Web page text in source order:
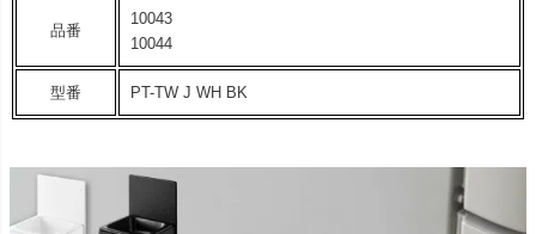
品番
10043
10044
型番 PT-TW J WH BK